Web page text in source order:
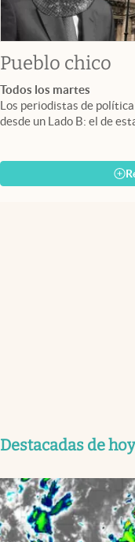
Pueblo chico
Todos los martes
Los periodistas de
desde un Lado B: el de
Destacadas de hoy